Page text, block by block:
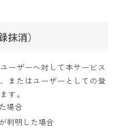
消）
ーザーへ対して本サービス
またはユーザーとしての登
す。
場合
判明した場合